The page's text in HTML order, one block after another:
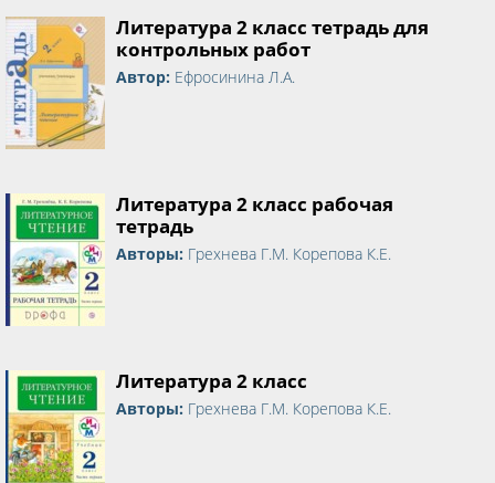
Литература 2 класс тетрадь для
контрольных работ
Автор: Ефросинина Л.А.
Литература 2 класс рабочая
тетрадь
Авторы: Грехнева Г.М. Корепова К.Е.
Литература 2 класс
Авторы: Грехнева Г.М. Корепова К.Е.